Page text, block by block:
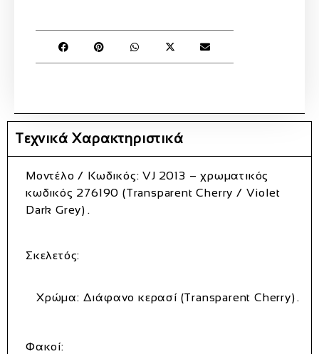
Τεχνικά Χαρακτηριστικά
Μοντέλο / Κωδικός: VJ 2013 – χρωματικός
κωδικός 276190 (Transparent Cherry / Violet
Dark Grey) .
Σκελετός:
Χρώμα: Διάφανο κερασί (Transparent Cherry) .
Φακοί: